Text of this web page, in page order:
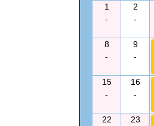
1
-
2
-
8
-
9
-
15
-
16
-
22
23